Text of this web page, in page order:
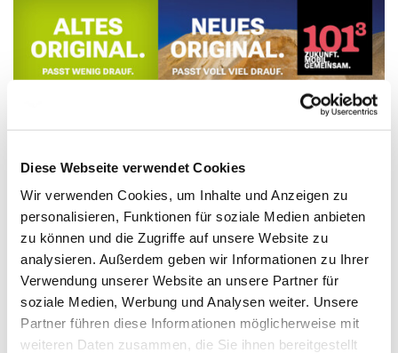
Diese Webseite verwendet Cookies
Wir verwenden Cookies, um Inhalte und Anzeigen zu
personalisieren, Funktionen für soziale Medien anbieten
zu können und die Zugriffe auf unsere Website zu
analysieren. Außerdem geben wir Informationen zu Ihrer
Verwendung unserer Website an unsere Partner für
soziale Medien, Werbung und Analysen weiter. Unsere
Partner führen diese Informationen möglicherweise mit
weiteren Daten zusammen, die Sie ihnen bereitgestellt
Was analog kann, kann digital auch – nur besser!
Wir präsentieren: den VolkswagenTransporter als
Pritsche mit Doppelkabine– exklusiv bei
Volkswagen Nutzfahrzeuge.
Freuen Sie sich auf ein echtes Multitalent mit vielen